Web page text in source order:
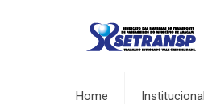
Home Institucional